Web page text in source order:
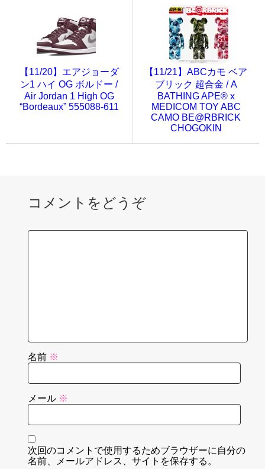
【11/20】エアジョーダ
ン1 ハイ OG ボルドー /
Air Jordan 1 High OG
“Bordeaux” 555088-611
【11/21】ABCカモ ベア
ブリック 超合金 / A
BATHING APE® x
MEDICOM TOY ABC
CAMO BE@RBRICK
CHOGOKIN
コメントをどうぞ
名前 ※
メール ※
次回のコメントで使用するためブラウザーに自分の
名前、メールアドレス、サイトを保存する。